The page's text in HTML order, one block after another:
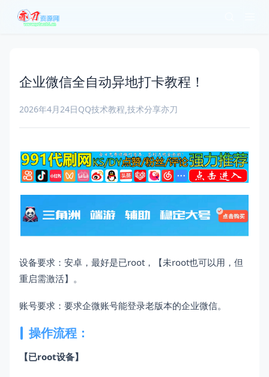
企业微信全自动异地打卡教程！
2026年4月24日QQ技术教程,技术分享亦刀
设备要求：安卓，最好是已root，【未root也可以用，但
重启需激活】。
账号要求：要求企微账号能登录老版本的企业微信。
操作流程：
【已root设备】